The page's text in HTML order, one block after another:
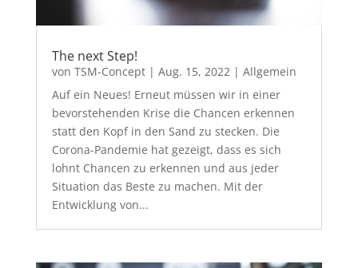
The next Step!
von TSM-Concept| Aug. 15, 2022| Allgemein
Auf ein Neues! Erneut müssen wir in einer
bevorstehenden Krise die Chancen erkennen
statt den Kopf in den Sand zu stecken. Die
Corona-Pandemie hat gezeigt, dass es sich
lohnt Chancen zu erkennen und aus jeder
Situation das Beste zu machen. Mit der
Entwicklung von...